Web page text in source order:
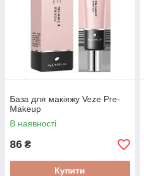
База для макіяжу Veze Pre-
Makeup
В наявності
86 ₴
Купити